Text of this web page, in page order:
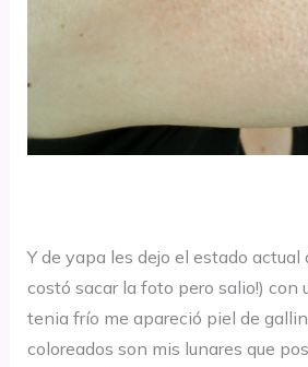
Y de yapa les dejo el estado actual
costó sacar la foto pero salio!) con
tenia frío me apareció piel de
coloreados son mis lunares que